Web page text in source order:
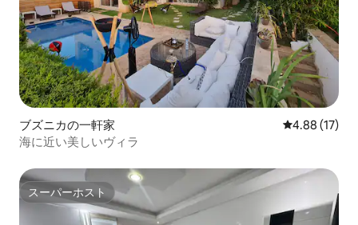
ブズニカの一軒家 レビュー17
4.88 (17)
海に近い美しいヴィラ
スーパーホスト
スーパーホスト